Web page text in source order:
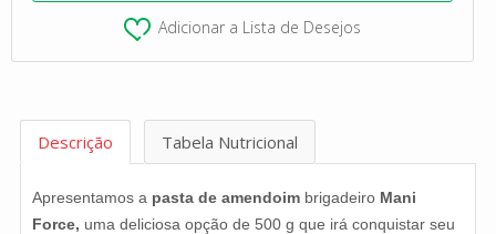
Adicionar a Lista de Desejos
Descrição Tabela Nutricional
Apresentamos a pasta de amendoim brigadeiro Mani
Force, uma deliciosa opção de 500 g que irá conquistar seu